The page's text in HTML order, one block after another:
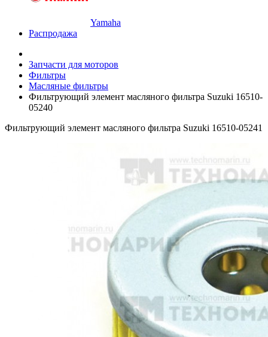
Yamaha
Распродажа
Запчасти для моторов
Фильтры
Масляные фильтры
Фильтрующий элемент масляного фильтра Suzuki 16510-
05240
Фильтрующий элемент масляного фильтра Suzuki 16510-05241